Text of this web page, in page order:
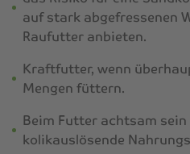
auf stark abgefressenen
Raufutter anbieten.
Kraftfutter, wenn
Mengen füttern.
Beim Futter achtsam
kolikauslösende